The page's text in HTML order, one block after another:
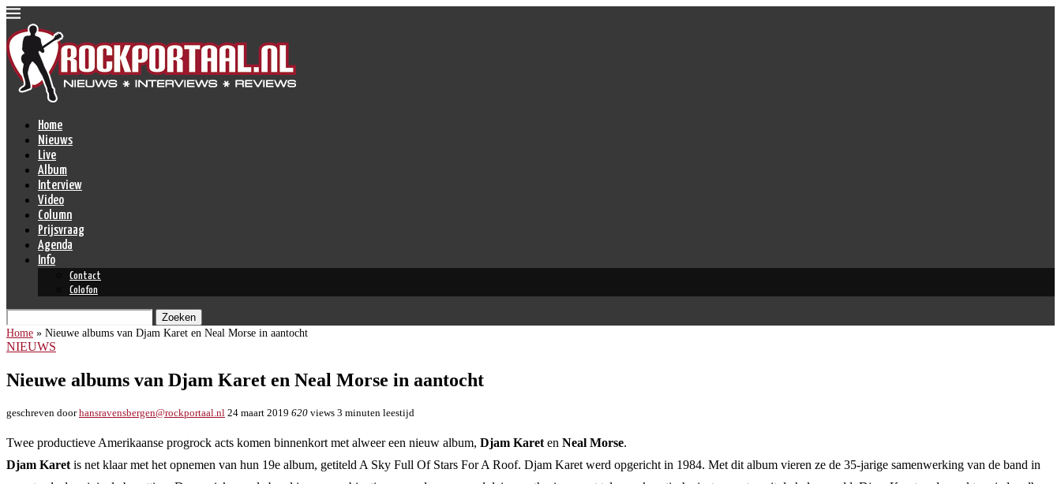
Home
Nieuws
Live
Album
Interview
Video
Column
Prijsvraag
Agenda
Info
Contact
Colofon
Zoeken
Home » Nieuwe albums van Djam Karet en Neal Morse in aantocht
NIEUWS
Nieuwe albums van Djam Karet en Neal Morse in aantocht
geschreven doorhansravensbergen@rockportaal.nl 24 maart 2019 620 views 3 minuten leestijd
Twee productieve Amerikaanse progrock acts komen binnenkort met alweer een nieuw album, Djam Karet en Neal Morse.
Djam Karet is net klaar met het opnemen van hun 19e album, getiteld A Sky Full Of Stars For A Roof. Djam Karet werd opgericht in 1984. Met dit album vieren ze de 35-jarige samenwerking van de band in